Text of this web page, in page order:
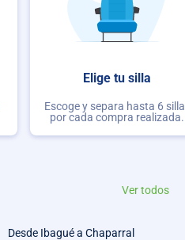
Elige tu silla
Escoge y separa hasta 6
por cada compra realizada.
Ver todos
Desde Ibagué a Chaparral